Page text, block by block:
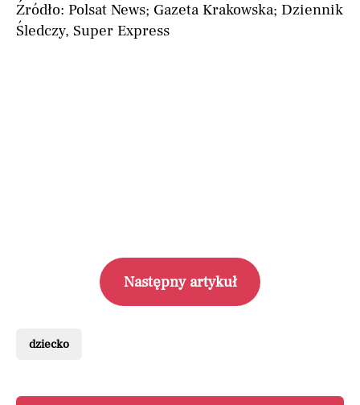
Źródło: Polsat News; Gazeta Krakowska; Dziennik
Śledczy, Super Express
Następny artykuł
dziecko